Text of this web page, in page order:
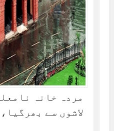
مردہ خانہ
لاشوں سے